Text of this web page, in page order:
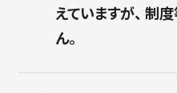
えていますが、 制
ん。
A
現在もこれから外